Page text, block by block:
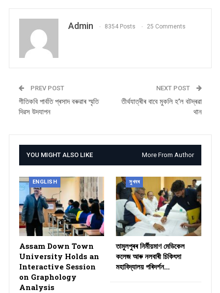
Admin 8354 Posts 25 Comments
PREV POST
গীতিকবি পাৰ্বতি প্ৰসাদ বৰুৱাৰ স্মৃতি
দিৱস উদযাপন
NEXT POST
তীৰ্থযাত্ৰীৰ বাবে মুকলি হ’ল বটদ্ৰৱা
থান
YOU MIGHT ALSO LIKE More From Author
ENGLISH
Assam Down Town
University Holds an
Interactive Session
on Graphology
Analysis
সুখবৰ
তামুলপুৰৰ নিৰ্মীয়মাণ মেডিকেল
কলেজ আৰু নলবাৰী চিকিৎসা
মহাবিদ্যালয় পৰিদৰ্শন…